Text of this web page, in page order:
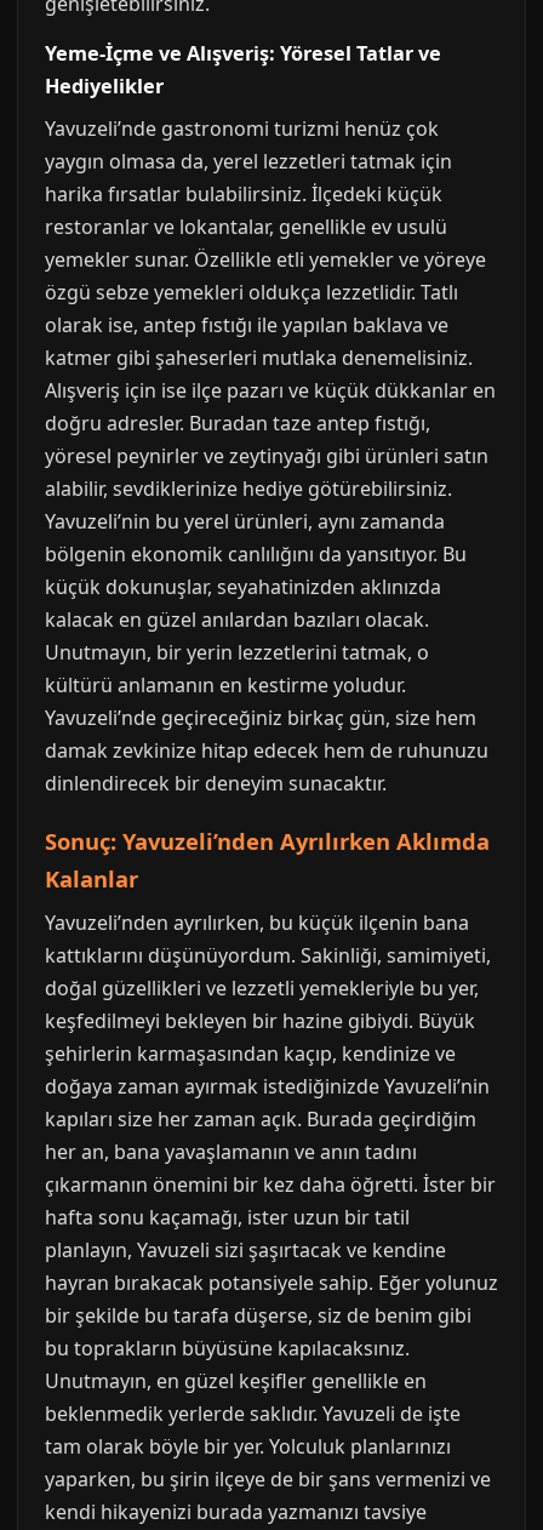
Yeme-İçme ve Alışveriş: Yöresel Tatlar ve
Hediyelikler
Yavuzeli’nde gastronomi turizmi henüz çok
yaygın olmasa da, yerel lezzetleri tatmak için
harika fırsatlar bulabilirsiniz. İlçedeki küçük
restoranlar ve lokantalar, genellikle ev usulü
yemekler sunar. Özellikle etli yemekler ve yöreye
özgü sebze yemekleri oldukça lezzetlidir. Tatlı
olarak ise, antep fıstığı ile yapılan baklava ve
katmer gibi şaheserleri mutlaka denemelisiniz.
Alışveriş için ise ilçe pazarı ve küçük dükkanlar en
doğru adresler. Buradan taze antep fıstığı,
yöresel peynirler ve zeytinyağı gibi ürünleri satın
alabilir, sevdiklerinize hediye götürebilirsiniz.
Yavuzeli’nin bu yerel ürünleri, aynı zamanda
bölgenin ekonomik canlılığını da yansıtıyor. Bu
küçük dokunuşlar, seyahatinizden aklınızda
kalacak en güzel anılardan bazıları olacak.
Unutmayın, bir yerin lezzetlerini tatmak, o
kültürü anlamanın en kestirme yoludur.
Yavuzeli’nde geçireceğiniz birkaç gün, size hem
damak zevkinize hitap edecek hem de ruhunuzu
dinlendirecek bir deneyim sunacaktır.
Sonuç: Yavuzeli’nden Ayrılırken Aklımda
Kalanlar
Yavuzeli’nden ayrılırken, bu küçük ilçenin bana
kattıklarını düşünüyordum. Sakinliği, samimiyeti,
doğal güzellikleri ve lezzetli yemekleriyle bu yer,
keşfedilmeyi bekleyen bir hazine gibiydi. Büyük
şehirlerin karmaşasından kaçıp, kendinize ve
doğaya zaman ayırmak istediğinizde Yavuzeli’nin
kapıları size her zaman açık. Burada geçirdiğim
her an, bana yavaşlamanın ve anın tadını
çıkarmanın önemini bir kez daha öğretti. İster bir
hafta sonu kaçamağı, ister uzun bir tatil
planlayın, Yavuzeli sizi şaşırtacak ve kendine
hayran bırakacak potansiyele sahip. Eğer yolunuz
bir şekilde bu tarafa düşerse, siz de benim gibi
bu toprakların büyüsüne kapılacaksınız.
Unutmayın, en güzel keşifler genellikle en
beklenmedik yerlerde saklıdır. Yavuzeli de işte
tam olarak böyle bir yer. Yolculuk planlarınızı
yaparken, bu şirin ilçeye de bir şans vermenizi ve
kendi hikayenizi burada yazmanızı tavsiye